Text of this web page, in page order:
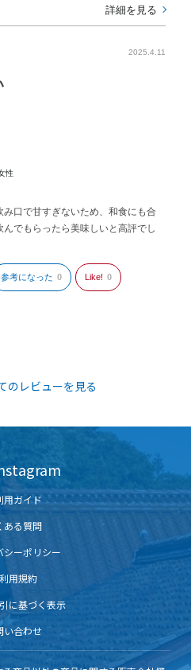
詳細を見る
2025.4.11
性
口で甘すぎないため、和食にも合
でもらったら美味しいと高評でし
参考になった 0 Like! 0
のレビューを見る
用ガイド
ある質問
シーポリシー
用規約
に基づく表示
い合わせ